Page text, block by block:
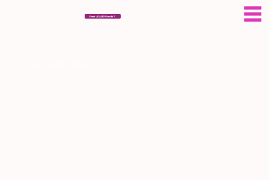
Eser AGAR Kimdir?